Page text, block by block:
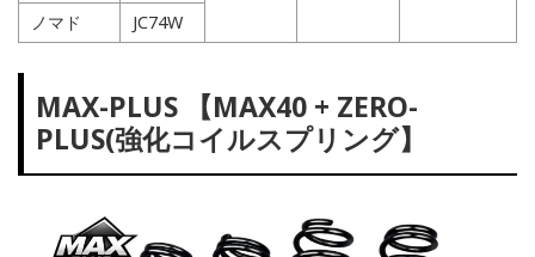
ノマド
JC74W
MAX-PLUS 【MAX40 + ZERO-
PLUS(強化コイルスプリング】